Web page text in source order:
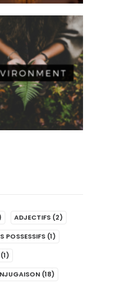
ADJECTIFS (2)
POSSESSIFS (1)
(1)
(18)